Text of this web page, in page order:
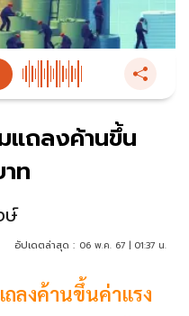
แถลงค้านขึ้น
ท
ษ์
อัปเดตล่าสุด : 06 พ.ค. 67 | 01:37 น.
ถลงค้านขึ้นค่าแรง